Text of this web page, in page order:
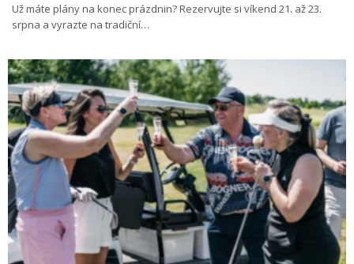
Už máte plány na konec prázdnin? Rezervujte si víkend 21. až 23.
srpna a vyrazte na tradiční…